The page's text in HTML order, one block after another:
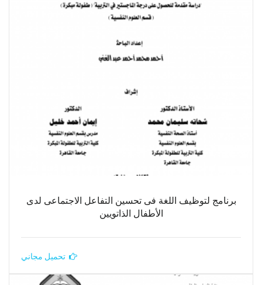
برنامج لتوظيف اللغة فى تحسين التفاعل الاجتماعى لدى
الأطفال الذاتويين
تحميل مجاني